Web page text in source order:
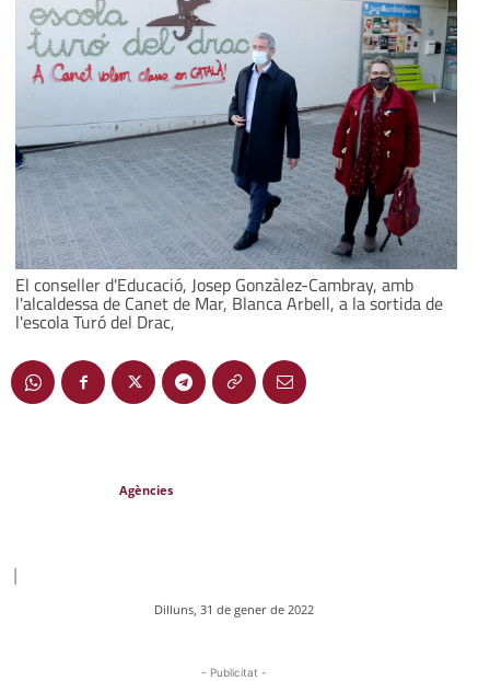
El conseller d'Educació, Josep Gonzàlez-Cambray, amb
l'alcaldessa de Canet de Mar, Blanca Arbell, a la sortida de
l'escola Turó del Drac,
Agències
|
Dilluns, 31 de gener de 2022
- Publicitat -